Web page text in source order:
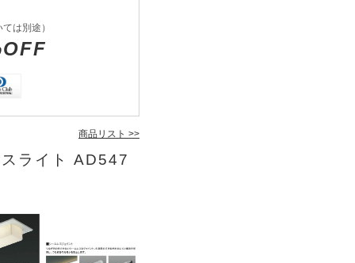
は別途）
商品リスト >>
ライト AD547